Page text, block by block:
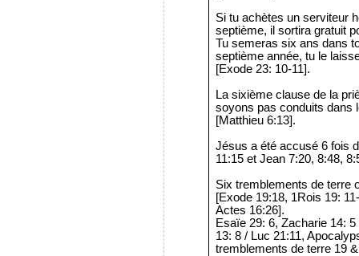
Si tu achètes un serviteur
septième, il sortira gratuit
Tu semeras six ans dans
septième année, tu le
[Exode 23: 10-11].
La sixième clause de la
soyons pas conduits dans
[Matthieu 6:13].
Jésus a été accusé 6 fois
11:15 et Jean 7:20, 8:48,
Six tremblements de terre
[Exode 19:18, 1Rois 19:
Actes 16:26].
Esaïe 29: 6, Zacharie 14:
13: 8 / Luc 21:11,
tremblements de terre 19